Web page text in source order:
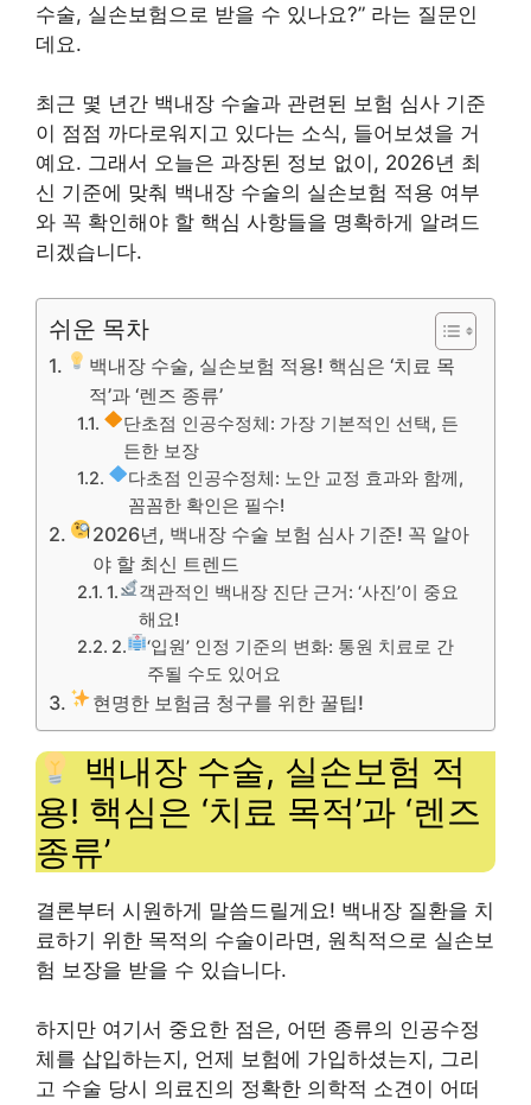
수술, 실손보험으로 받을 수 있나요?” 라는 질문인
데요.
최근 몇 년간 백내장 수술과 관련된 보험 심사 기준
이 점점 까다로워지고 있다는 소식, 들어보셨을 거
예요. 그래서 오늘은 과장된 정보 없이, 2026년 최
신 기준에 맞춰 백내장 수술의 실손보험 적용 여부
와 꼭 확인해야 할 핵심 사항들을 명확하게 알려드
리겠습니다.
쉬운 목차
백내장 수술, 실손보험 적용! 핵심은 ‘치료 목
적’과 ‘렌즈 종류’
단초점 인공수정체: 가장 기본적인 선택, 든
든한 보장
다초점 인공수정체: 노안 교정 효과와 함께,
꼼꼼한 확인은 필수!
2026년, 백내장 수술 보험 심사 기준! 꼭 알아
야 할 최신 트렌드
1.
객관적인 백내장 진단 근거: ‘사진’이 중요
해요!
2.
‘입원’ 인정 기준의 변화: 통원 치료로 간
주될 수도 있어요
현명한 보험금 청구를 위한 꿀팁!
백내장 수술, 실손보험 적
용! 핵심은 ‘치료 목적’과 ‘렌즈
종류’
결론부터 시원하게 말씀드릴게요! 백내장 질환을 치
료하기 위한 목적의 수술이라면, 원칙적으로 실손보
험 보장을 받을 수 있습니다.
하지만 여기서 중요한 점은, 어떤 종류의 인공수정
체를 삽입하는지, 언제 보험에 가입하셨는지, 그리
고 수술 당시 의료진의 정확한 의학적 소견이 어떠